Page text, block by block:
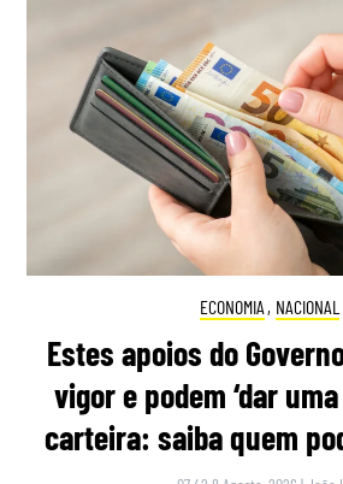
ECONOMIA , NACIONAL
Estes apoios do
vigor e podem ‘dar
carteira: saiba quem